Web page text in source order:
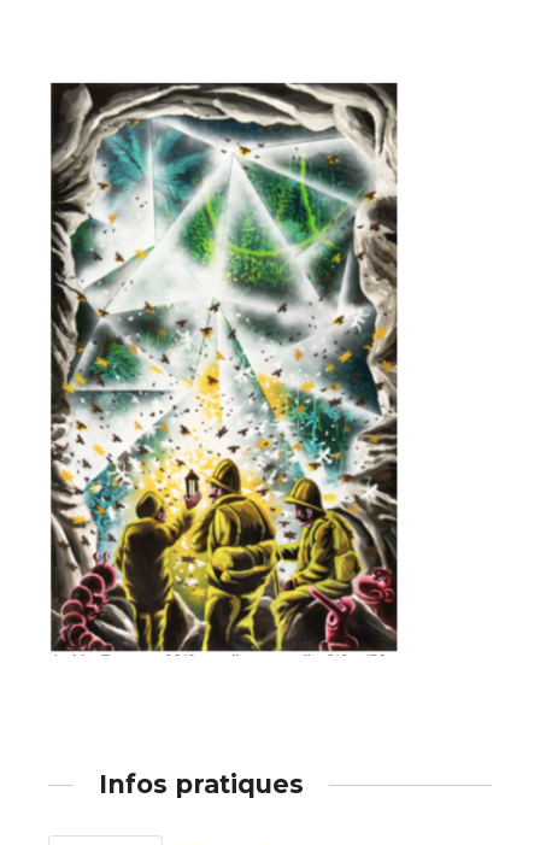
Adresse email*
Nom
Prénom
Statut / Organisation
J'accepte lestermes et conditions
* Champ obligatoire
Adresse email*
Nom
Prénom
Statut / Organisation
Infos pratiques